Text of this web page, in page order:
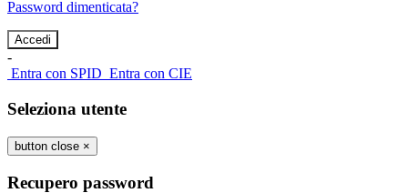
Password dimenticata?
-
Entra con SPID Entra con CIE
Seleziona utente
button close ×
Recupero password